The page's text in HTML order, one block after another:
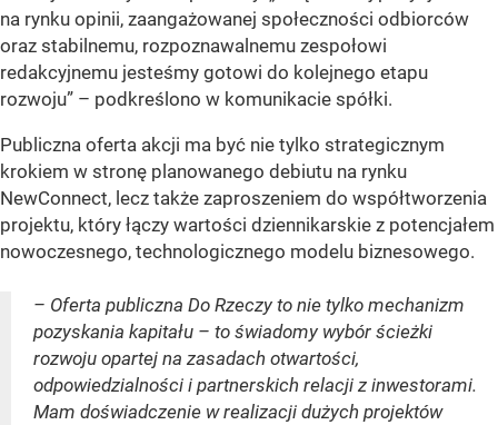
na rynku opinii, zaangażowanej społeczności odbiorców
oraz stabilnemu, rozpoznawalnemu zespołowi
redakcyjnemu jesteśmy gotowi do kolejnego etapu
rozwoju” – podkreślono w komunikacie spółki.
Publiczna oferta akcji ma być nie tylko strategicznym
krokiem w stronę planowanego debiutu na rynku
NewConnect, lecz także zaproszeniem do współtworzenia
projektu, który łączy wartości dziennikarskie z potencjałem
nowoczesnego, technologicznego modelu biznesowego.
– Oferta publiczna Do Rzeczy to nie tylko mechanizm
pozyskania kapitału – to świadomy wybór ścieżki
rozwoju opartej na zasadach otwartości,
odpowiedzialności i partnerskich relacji z inwestorami.
Mam doświadczenie w realizacji dużych projektów